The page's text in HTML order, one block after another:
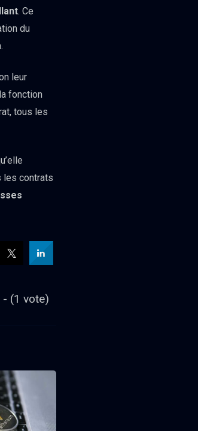
. Ce
du
leur
fonction
tous les
les contrats
(1 vote)